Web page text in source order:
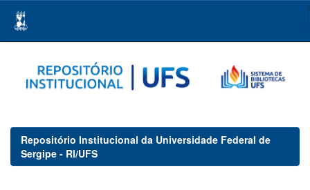
navigation
Repositório Institucional da Universidade Federal de
Sergipe - RI/UFS